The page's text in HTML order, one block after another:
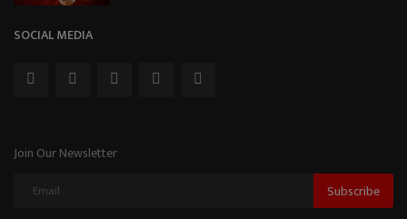
SOCIAL MEDIA
Join Our Newsletter
Subscribe